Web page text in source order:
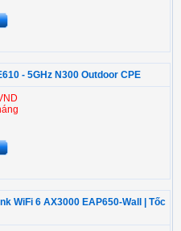
- 5GHz N300 Outdoor CPE
WiFi 6 AX3000 EAP650-Wall | Tốc